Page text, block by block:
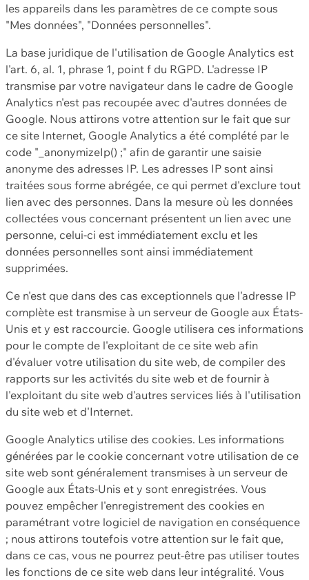
les appareils dans les paramètres de ce compte sous
"Mes données", "Données personnelles".
La base juridique de l'utilisation de Google Analytics est
l'art. 6, al. 1, phrase 1, point f du RGPD. L'adresse IP
transmise par votre navigateur dans le cadre de Google
Analytics n'est pas recoupée avec d'autres données de
Google. Nous attirons votre attention sur le fait que sur
ce site Internet, Google Analytics a été complété par le
code "_anonymizeIp() ;" afin de garantir une saisie
anonyme des adresses IP. Les adresses IP sont ainsi
traitées sous forme abrégée, ce qui permet d'exclure tout
lien avec des personnes. Dans la mesure où les données
collectées vous concernant présentent un lien avec une
personne, celui-ci est immédiatement exclu et les
données personnelles sont ainsi immédiatement
supprimées.
Ce n'est que dans des cas exceptionnels que l'adresse IP
complète est transmise à un serveur de Google aux États-
Unis et y est raccourcie. Google utilisera ces informations
pour le compte de l'exploitant de ce site web afin
d'évaluer votre utilisation du site web, de compiler des
rapports sur les activités du site web et de fournir à
l'exploitant du site web d'autres services liés à l'utilisation
du site web et d'Internet.
Google Analytics utilise des cookies. Les informations
générées par le cookie concernant votre utilisation de ce
site web sont généralement transmises à un serveur de
Google aux États-Unis et y sont enregistrées. Vous
pouvez empêcher l'enregistrement des cookies en
paramétrant votre logiciel de navigation en conséquence
; nous attirons toutefois votre attention sur le fait que,
dans ce cas, vous ne pourrez peut-être pas utiliser toutes
les fonctions de ce site web dans leur intégralité. Vous